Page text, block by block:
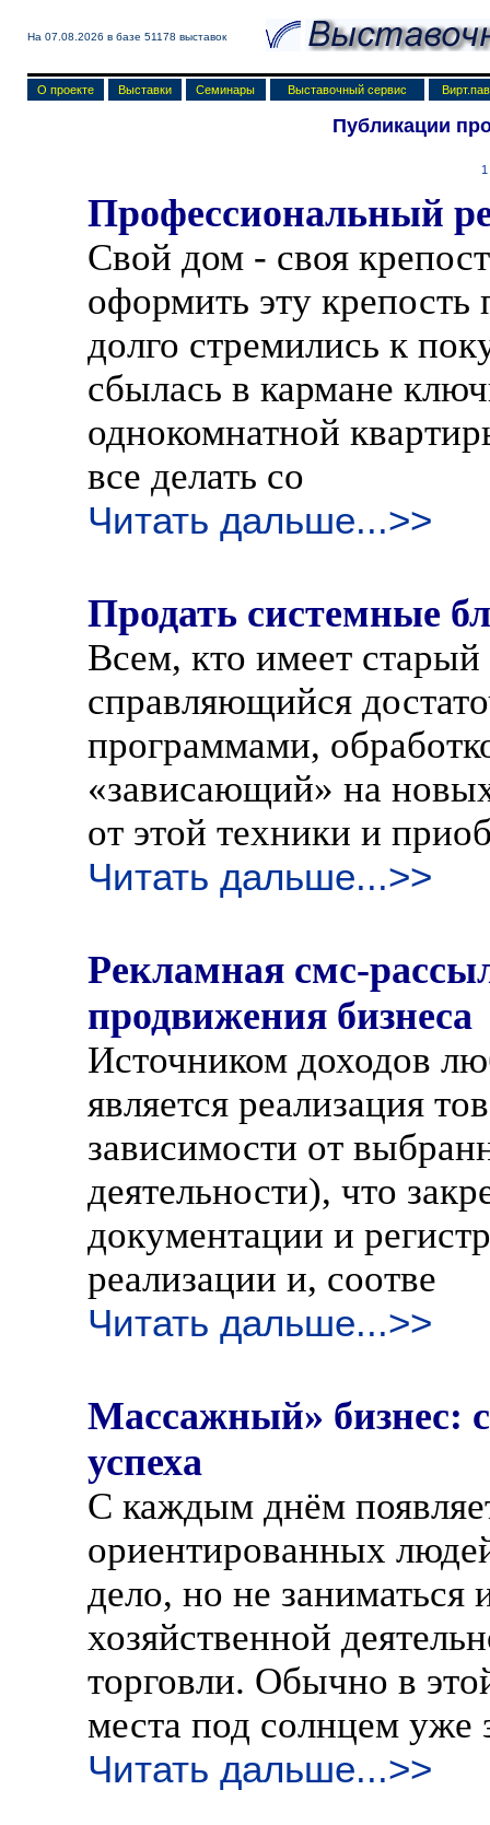
На 07.08.2026 в базе 51178 выставок
О проекте Выставки Семинары Выставочный сервис
Публикации
1
Профессиональный
Свой дом - своя
оформить эту
долго стремились к
сбылась в кармане
однокомнатной
все делать со
Читать дальше...>>
Продать системные
Всем, кто имеет
справляющийся
программами,
«зависающий» на
от этой техники и
Читать дальше...>>
Рекламная смс-
продвижения бизнеса
Источником доходов
является реализация
зависимости от
деятельности), что
документации и
реализации и, соотве
Читать дальше...>>
Массажный» бизнес:
успеха
С каждым днём
ориентированных
дело, но не
хозяйственной
торговли. Обычно в
места под солнцем уже
Читать дальше...>>